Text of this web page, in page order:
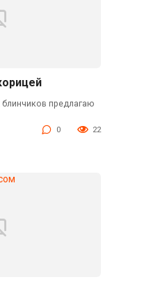
предлагаю
0 22